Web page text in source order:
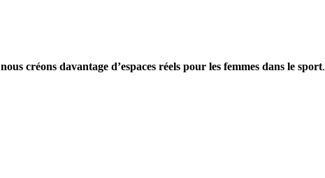
nous créons davantage d’espaces réels pour les femmes dans le sport.